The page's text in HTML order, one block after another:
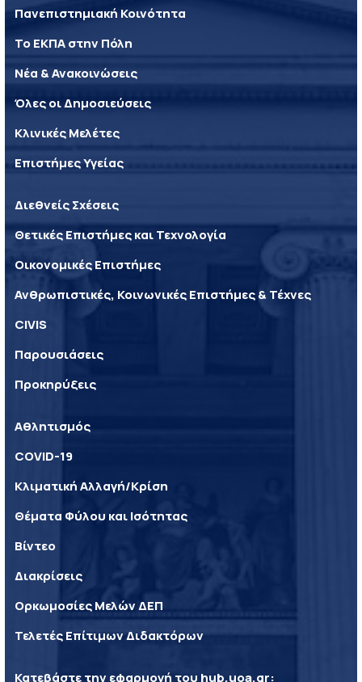
Πανεπιστημιακή Κοινότητα
Το ΕΚΠΑ στην Πόλη
Νέα & Ανακοινώσεις
Όλες οι Δημοσιεύσεις
Κλινικές Μελέτες
Επιστήμες Υγείας
Διεθνείς Σχέσεις
Θετικές Επιστήμες και Τεχνολογία
Οικονομικές Επιστήμες
Ανθρωπιστικές, Κοινωνικές Επιστήμες & Τέχνες
CIVIS
Παρουσιάσεις
Προκηρύξεις
Αθλητισμός
COVID-19
Κλιματική Αλλαγή/Κρίση
Θέματα Φύλου και Ισότητας
Βίντεο
Διακρίσεις
Ορκωμοσίες Μελών ΔΕΠ
Τελετές Επίτιμων Διδακτόρων
Κατεβάστε την εφαρμογή του hub.uoa.gr: